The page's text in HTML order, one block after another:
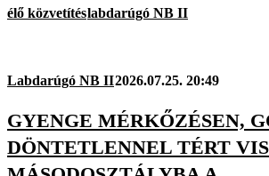
élő közvetítéslabdarúgó NB II
Labdarúgó NB II2026.07.25. 20:49
GYENGE MÉRKŐZÉSEN,
DÖNTETLENNEL TÉRT